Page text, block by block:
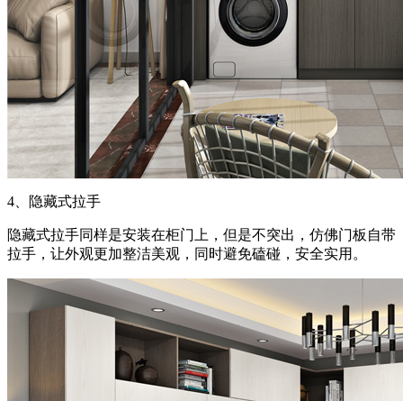
4、隐藏式拉手
隐藏式拉手同样是安装在柜门上，但是不突出，仿佛门板自带
拉手，让外观更加整洁美观，同时避免磕碰，安全实用。